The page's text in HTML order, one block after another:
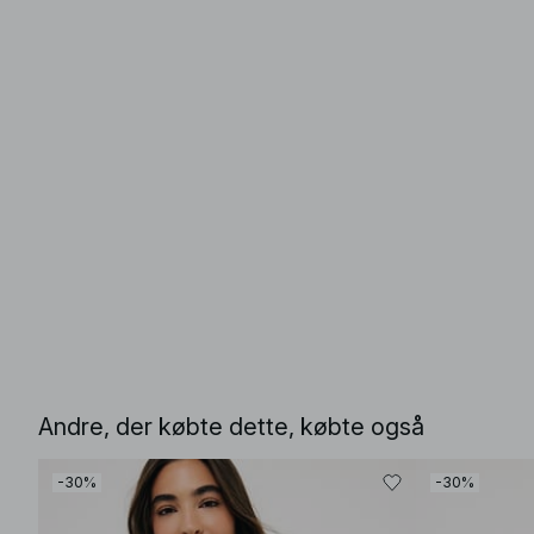
Andre, der købte dette, købte også
-30% -30%